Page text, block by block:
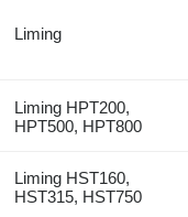
Liming
Liming HPT200,
HPT500, HPT800
Liming HST160,
HST315, HST750